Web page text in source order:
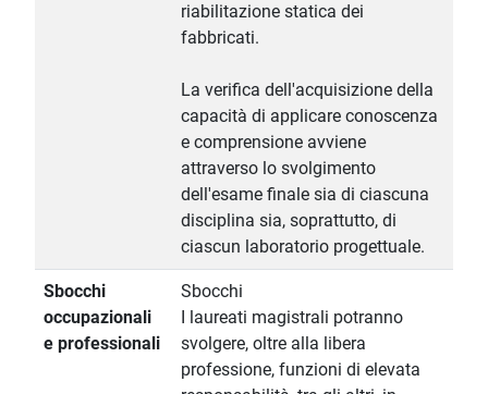
riabilitazione statica dei
fabbricati.
La verifica dell'acquisizione della
capacità di applicare conoscenza
e comprensione avviene
attraverso lo svolgimento
dell'esame finale sia di ciascuna
disciplina sia, soprattutto, di
ciascun laboratorio progettuale.
Sbocchi
occupazionali
e professionali
Sbocchi
I laureati magistrali potranno
svolgere, oltre alla libera
professione, funzioni di elevata